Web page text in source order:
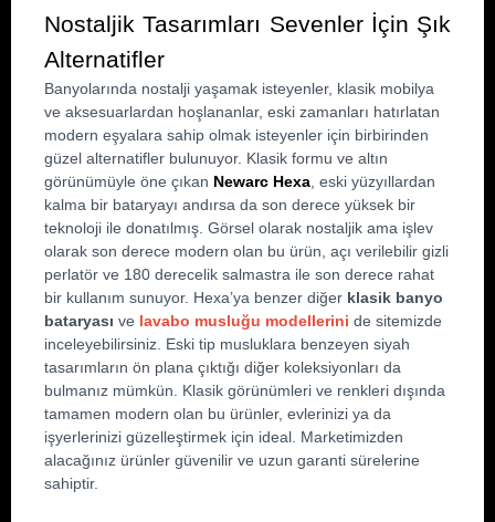
Nostaljik Tasarımları Sevenler İçin Şık
Alternatifler
Banyolarında nostalji yaşamak isteyenler, klasik mobilya
ve aksesuarlardan hoşlananlar, eski zamanları hatırlatan
modern eşyalara sahip olmak isteyenler için birbirinden
güzel alternatifler bulunuyor. Klasik formu ve altın
görünümüyle öne çıkan Newarc Hexa, eski yüzyıllardan
kalma bir bataryayı andırsa da son derece yüksek bir
teknoloji ile donatılmış. Görsel olarak nostaljik ama işlev
olarak son derece modern olan bu ürün, açı verilebilir gizli
perlatör ve 180 derecelik salmastra ile son derece rahat
bir kullanım sunuyor. Hexa’ya benzer diğer klasik banyo
bataryası ve lavabo musluğu modellerini de sitemizde
inceleyebilirsiniz. Eski tip musluklara benzeyen siyah
tasarımların ön plana çıktığı diğer koleksiyonları da
bulmanız mümkün. Klasik görünümleri ve renkleri dışında
tamamen modern olan bu ürünler, evlerinizi ya da
işyerlerinizi güzelleştirmek için ideal. Marketimizden
alacağınız ürünler güvenilir ve uzun garanti sürelerine
sahiptir.